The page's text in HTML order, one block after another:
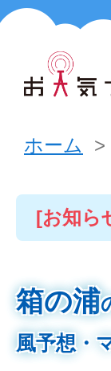
ホーム
[お知ら
箱の浦
風予想・